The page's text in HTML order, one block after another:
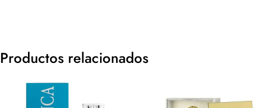
Productos relacionados